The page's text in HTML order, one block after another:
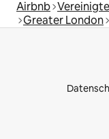
Airbnb
Greater London